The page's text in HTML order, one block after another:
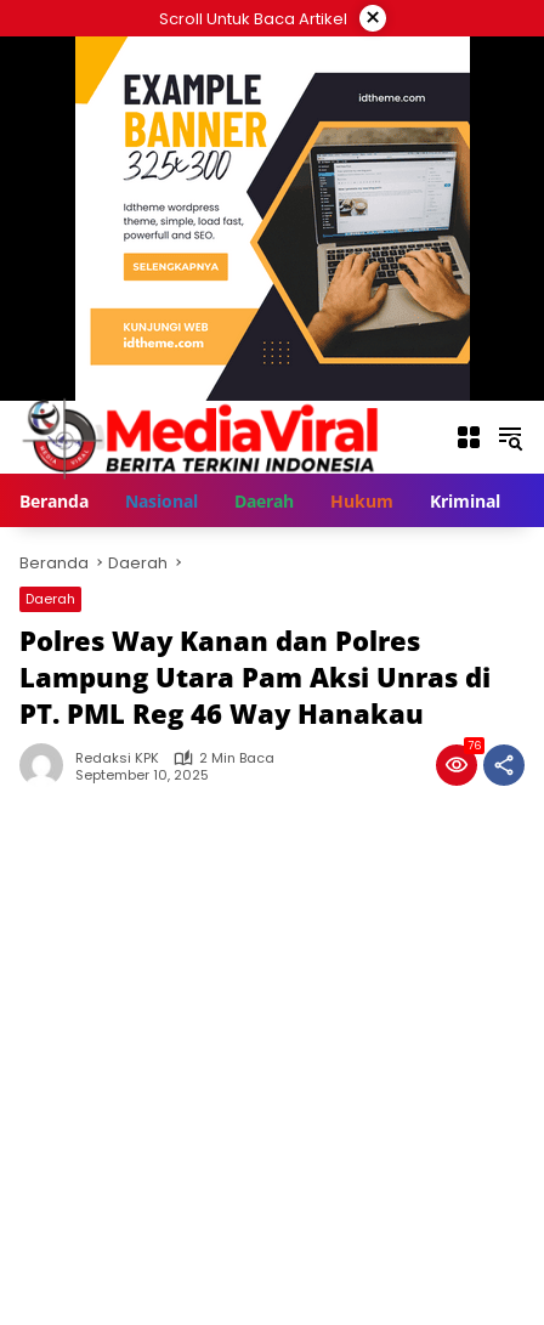
ke
Scroll Untuk Baca Artikel ×
Beranda Nasional Daerah Hukum Kriminal
Beranda Daerah
Daerah
Polres Way Kanan dan Polres
Lampung Utara Pam Aksi Unras di
PT. PML Reg 46 Way Hanakau
Redaksi KPK
2 Min Baca
September 10, 2025
76